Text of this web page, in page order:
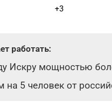
+3
работать:
Искру мощностью
на 5 человек от